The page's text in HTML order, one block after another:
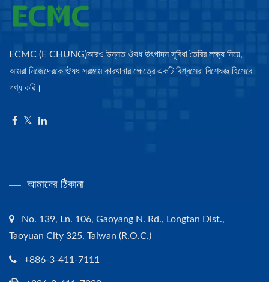
ECMC (E CHUNG)আরও উন্নত ঔষধ উৎপাদন সুবিধা তৈরির লক্ষ্য নিয়ে,
আমরা নিজেদেরকে ঔষধ সরঞ্জাম কারখানার ক্ষেত্রে একটি বিশ্বসেরা বিশেষজ্ঞ হিসেবে
গণ্য করি।
আমাদের ঠিকানা
No. 139, Ln. 106, Gaoyang N. Rd., Longtan Dist.,
Taoyuan City 325, Taiwan (R.O.C.)
+886-3-411-7111